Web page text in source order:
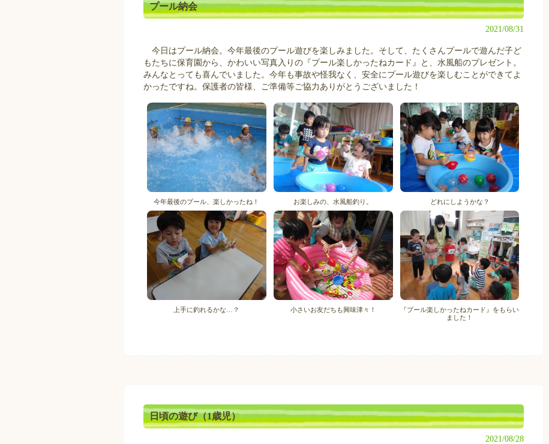
プール納会
2021/08/31
今日はプール納会。今年最後のプール遊びを楽しみました。そして、たくさんプールで遊んだ子ど
もたちに保育園から、かわいい写真入りの『プール楽しかったねカード』と、水風船のプレゼント。
みんなとっても喜んでいました。今年も事故や怪我なく、安全にプール遊びを楽しむことができてよ
かったですね。保護者の皆様、ご準備等ご協力ありがとうございました！
今年最後のプール、楽しかったね！ お楽しみの、水風船釣り。 どれにしようかな？
上手に釣れるかな…？ 小さいお友だちも興味津々！
『プール楽しかったねカード』をもらい
ました！
日頃の遊び（1歳児）
2021/08/28